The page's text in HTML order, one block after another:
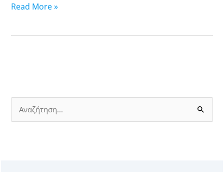
ΔΙΕΘΝΗ
ΚΑΙ
ΤΗΣ
ΥΠΗΡΕΣΙΑΣ
Read More »
e